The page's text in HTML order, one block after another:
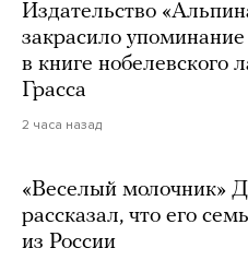
Издательство
закрасило
в книге нобелевского
Грасса
2 часа назад
«Веселый молочник»
рассказал, что его
из России